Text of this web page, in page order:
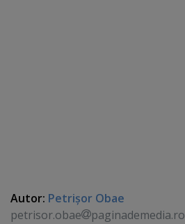
Autor: Petrişor Obae
petrisor.obae
paginademedia.ro